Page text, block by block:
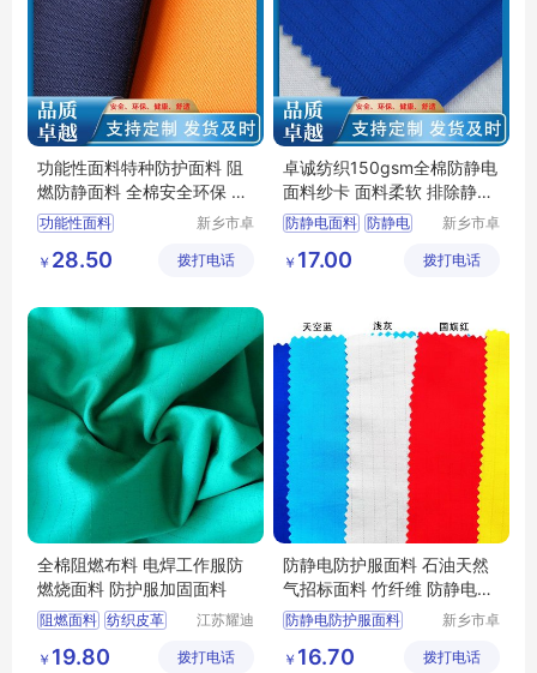
功能性面料特种防护面料 阻
燃防静面料 全棉安全环保 橘
红色丈青色
功能性面料
阻燃防静面料
工作服面料
新乡市卓
织品有限
￥ 28.50 拨打电话
卓诚纺织150gsm全棉防静电
面料纱卡 面料柔软 排除静电
离子危害
防静电面料 防静电
工装面料
新乡市卓
织品有限
￥ 17.00 拨打电话
全棉阻燃布料 电焊工作服防
燃烧面料 防护服加固面料
阻燃面料 纺织皮革
功能性棉类面料
江苏耀迪
限公司
￥ 19.80 拨打电话
防静电防护服面料 石油天然
气招标面料 竹纤维 防静电面
料155克
防静电防护服面料
石油天然气招标面料
新乡市卓
织品有限
￥ 16.70 拨打电话